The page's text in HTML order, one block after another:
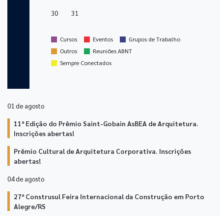
30
31
stop Cursos stop Eventos stop Grupos de Trabalho
stop Outros stop Reuniões ABNT
stop Sempre Conectados
01 de agosto
11ª Edição do Prêmio Saint-Gobain AsBEA de Arquitetura.
Inscrições abertas!
Prêmio Cultural de Arquitetura Corporativa. Inscrições
abertas!
04 de agosto
27ª Construsul Feira Internacional da Construção em Porto
Alegre/RS